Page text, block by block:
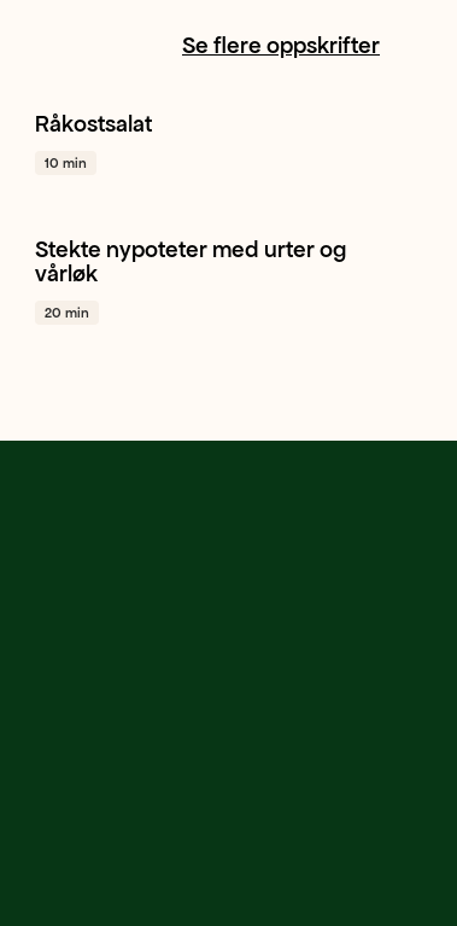
Se flere oppskrifter
Gulrot Spisskål
Råkostsalat
10 min
Potet Vårløk Sjalottløk + 1
Stekte nypoteter med urter og
vårløk
20 min